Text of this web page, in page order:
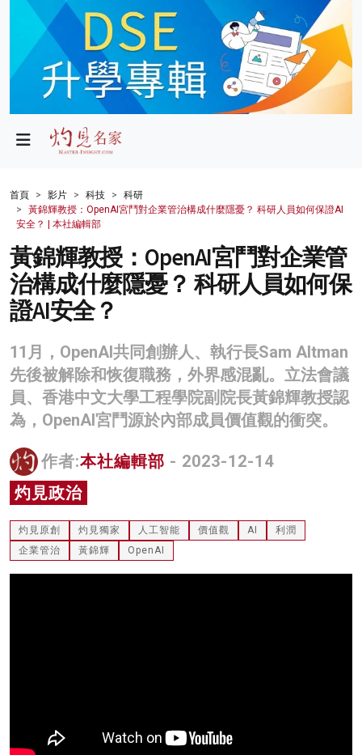
政局
財經
生活
健康
商業
科技
影片
名家榜
灼見活動
關於我們
首頁 影片 科技
科研
黃錦輝教授：OpenAI宮鬥對企業管治構成什麼隱憂？ 科研人員如何保證AI
安全？ | 本社編輯部
黃錦輝教授：OpenAI宮鬥對企業管
治構成什麼隱憂？ 科研人員如何保
證AI安全？
11月，OpenAI共同創辦人、執行長Sam Altman
先後被解除和恢復職務，外界感混亂。立法會議
員、香港中文大學工程學院副院長黃錦輝教授認
為，OpenAI宮鬥源於內部成員價值觀的衝突。
作者:本社編輯部 - 2023-12-14
灼見政治
灼見原創 灼見獨家 人工智能 價值觀 AI
利潤
企業管治
黃錦輝 OpenAI